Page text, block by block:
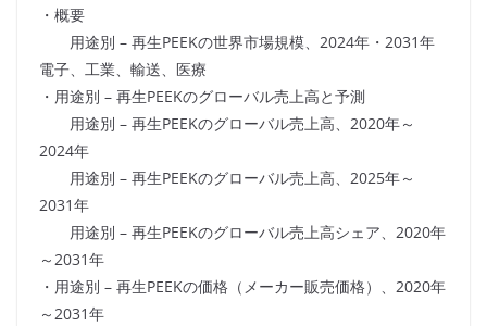
・概要
用途別 – 再生PEEKの世界市場規模、2024年・2031年
電子、工業、輸送、医療
・用途別 – 再生PEEKのグローバル売上高と予測
用途別 – 再生PEEKのグローバル売上高、2020年～
2024年
用途別 – 再生PEEKのグローバル売上高、2025年～
2031年
用途別 – 再生PEEKのグローバル売上高シェア、2020年
～2031年
・用途別 – 再生PEEKの価格（メーカー販売価格）、2020年
～2031年